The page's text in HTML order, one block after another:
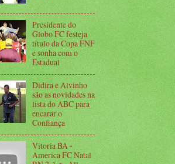
Presidente do
Globo FC festeja
título da Copa FNF
e sonha com o
Estadual
Didira e Alvinho
são as novidades na
lista do ABC para
encarar o
Confiança
Vitoria BA -
America FC Natal